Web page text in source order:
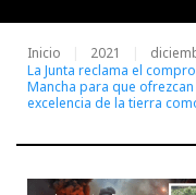
Inicio 2021
La Junta reclama el
Mancha para que
excelencia de la tierra